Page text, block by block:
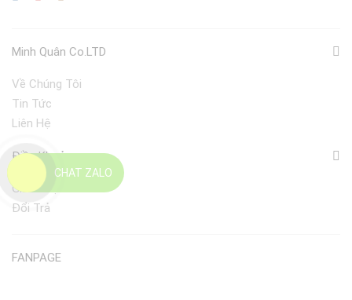
CHAT ZALO
Minh Quân Co.LTD
Về Chúng Tôi
Tin Tức
Liên Hệ
Điều Khoản
Giao Nhận
Đổi Trả
FANPAGE